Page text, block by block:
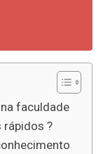
faculdade
rápidos ?